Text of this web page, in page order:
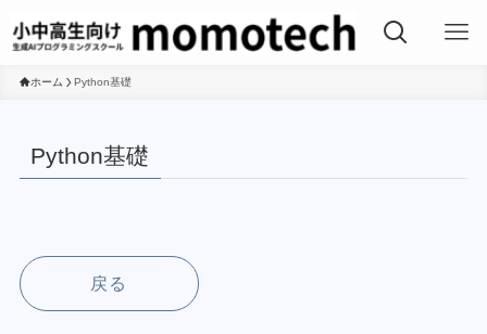
ホーム Python基礎
Python基礎
戻る